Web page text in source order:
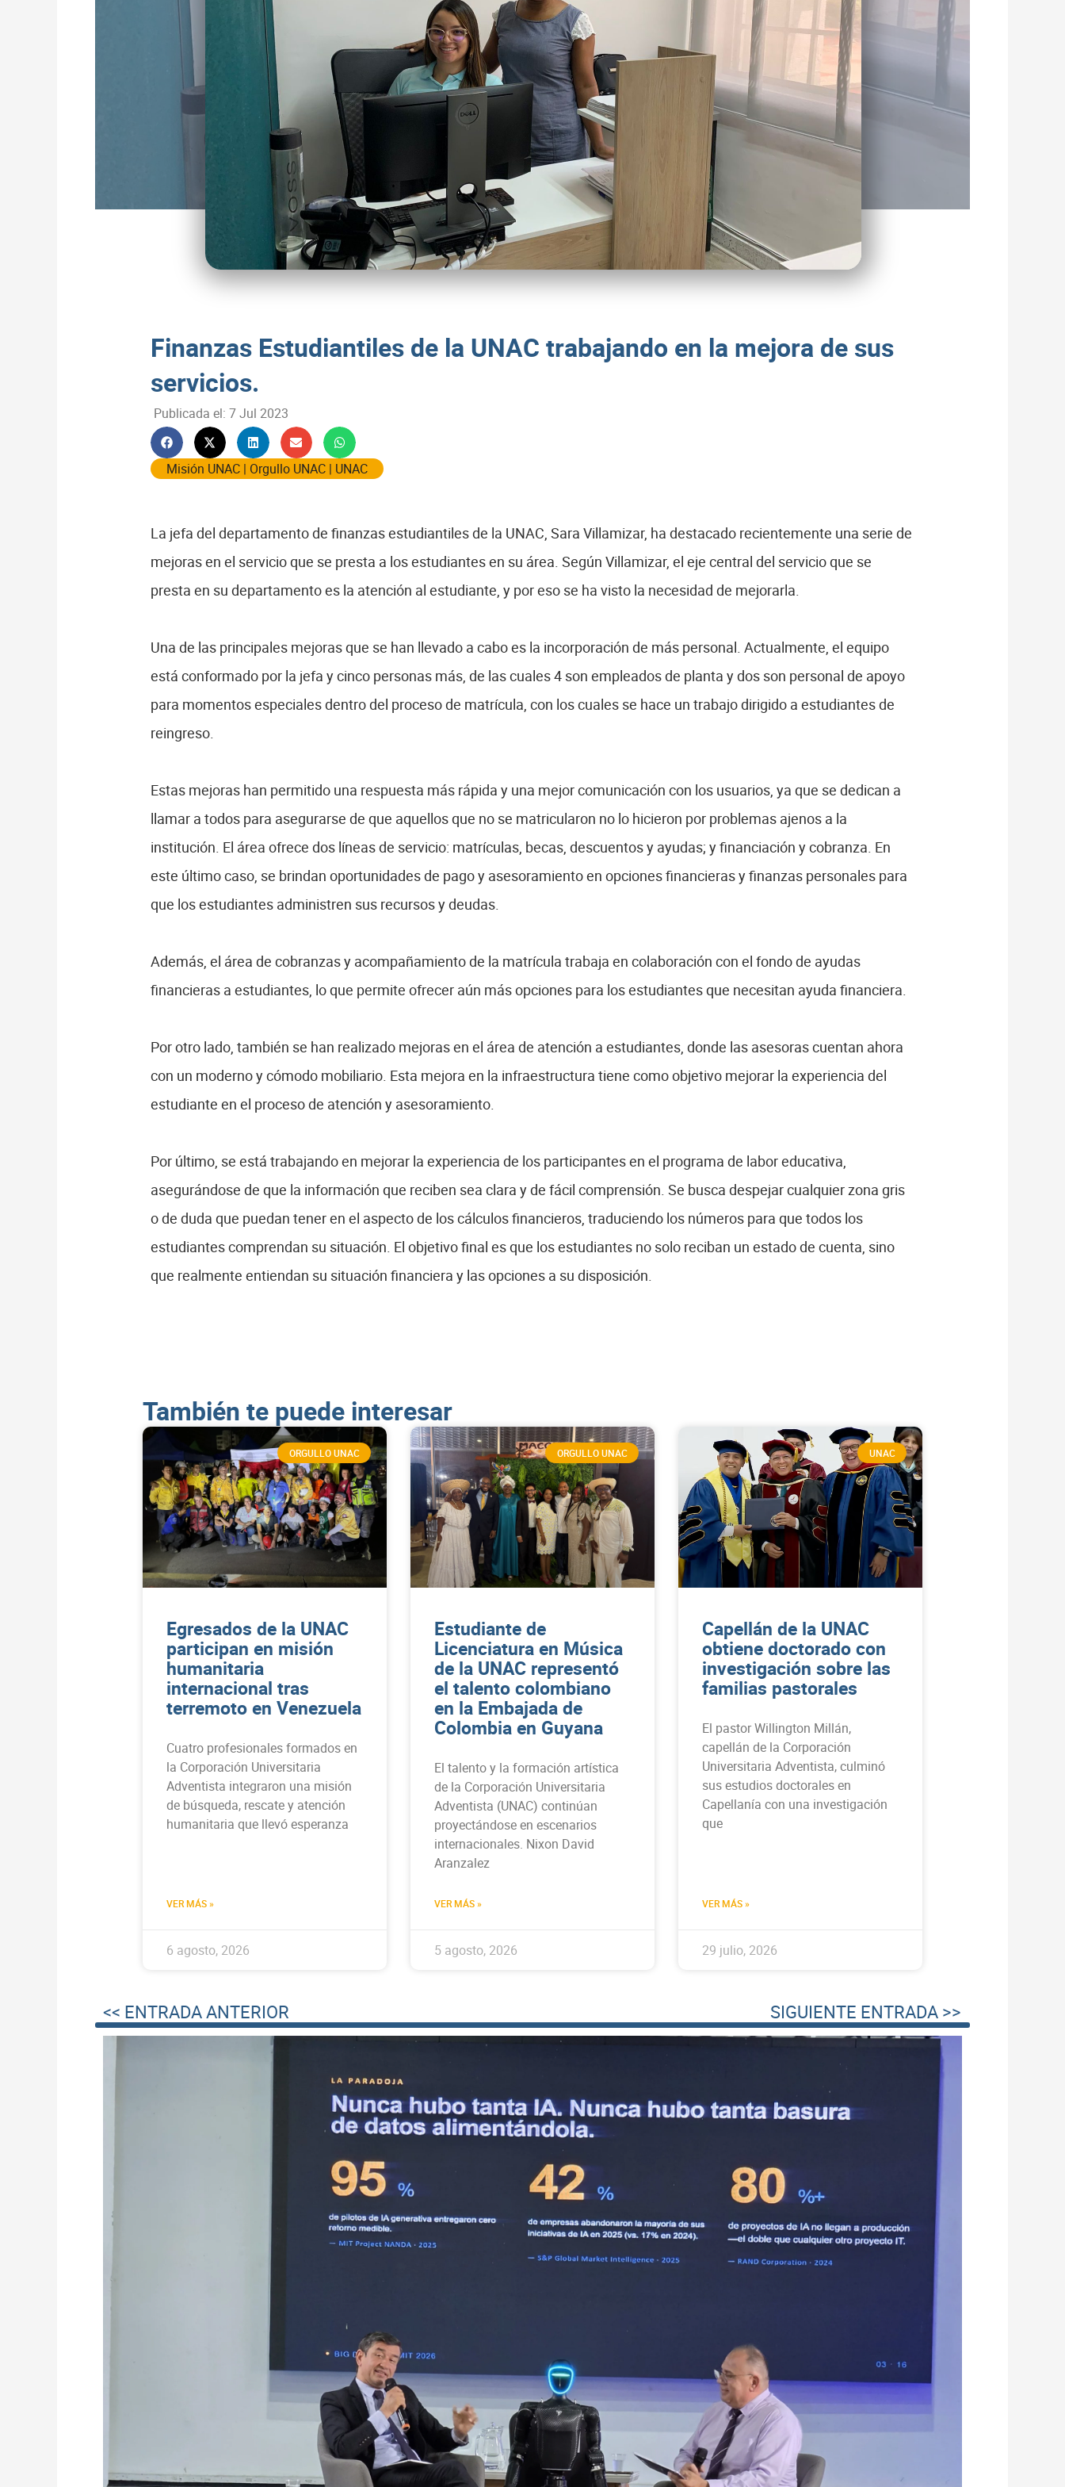
Finanzas Estudiantiles de la UNAC trabajando en la mejora de sus
servicios.
Publicada el: 7 Jul 2023
Misión UNAC | Orgullo UNAC | UNAC
La jefa del departamento de finanzas estudiantiles de la UNAC, Sara Villamizar, ha destacado recientemente una serie de
mejoras en el servicio que se presta a los estudiantes en su área. Según Villamizar, el eje central del servicio que se
presta en su departamento es la atención al estudiante, y por eso se ha visto la necesidad de mejorarla.
Una de las principales mejoras que se han llevado a cabo es la incorporación de más personal. Actualmente, el equipo
está conformado por la jefa y cinco personas más, de las cuales 4 son empleados de planta y dos son personal de apoyo
para momentos especiales dentro del proceso de matrícula, con los cuales se hace un trabajo dirigido a estudiantes de
reingreso.
Estas mejoras han permitido una respuesta más rápida y una mejor comunicación con los usuarios, ya que se dedican a
llamar a todos para asegurarse de que aquellos que no se matricularon no lo hicieron por problemas ajenos a la
institución. El área ofrece dos líneas de servicio: matrículas, becas, descuentos y ayudas; y financiación y cobranza. En
este último caso, se brindan oportunidades de pago y asesoramiento en opciones financieras y finanzas personales para
que los estudiantes administren sus recursos y deudas.
Además, el área de cobranzas y acompañamiento de la matrícula trabaja en colaboración con el fondo de ayudas
financieras a estudiantes, lo que permite ofrecer aún más opciones para los estudiantes que necesitan ayuda financiera.
Por otro lado, también se han realizado mejoras en el área de atención a estudiantes, donde las asesoras cuentan ahora
con un moderno y cómodo mobiliario. Esta mejora en la infraestructura tiene como objetivo mejorar la experiencia del
estudiante en el proceso de atención y asesoramiento.
Por último, se está trabajando en mejorar la experiencia de los participantes en el programa de labor educativa,
asegurándose de que la información que reciben sea clara y de fácil comprensión. Se busca despejar cualquier zona gris
o de duda que puedan tener en el aspecto de los cálculos financieros, traduciendo los números para que todos los
estudiantes comprendan su situación. El objetivo final es que los estudiantes no solo reciban un estado de cuenta, sino
que realmente entiendan su situación financiera y las opciones a su disposición.
También te puede interesar
ORGULLO UNAC
Egresados de la UNAC
participan en misión
humanitaria
internacional tras
terremoto en Venezuela
Cuatro profesionales formados en
la Corporación Universitaria
Adventista integraron una misión
de búsqueda, rescate y atención
humanitaria que llevó esperanza
VER MÁS »
6 agosto, 2026
ORGULLO UNAC
Estudiante de
Licenciatura en Música
de la UNAC representó
el talento colombiano
en la Embajada de
Colombia en Guyana
El talento y la formación artística
de la Corporación Universitaria
Adventista (UNAC) continúan
proyectándose en escenarios
internacionales. Nixon David
Aranzalez
VER MÁS »
5 agosto, 2026
UNAC
Capellán de la UNAC
obtiene doctorado con
investigación sobre las
familias pastorales
El pastor Willington Millán,
capellán de la Corporación
Universitaria Adventista, culminó
sus estudios doctorales en
Capellanía con una investigación
que
VER MÁS »
29 julio, 2026
<< ENTRADA ANTERIOR SIGUIENTE ENTRADA >>